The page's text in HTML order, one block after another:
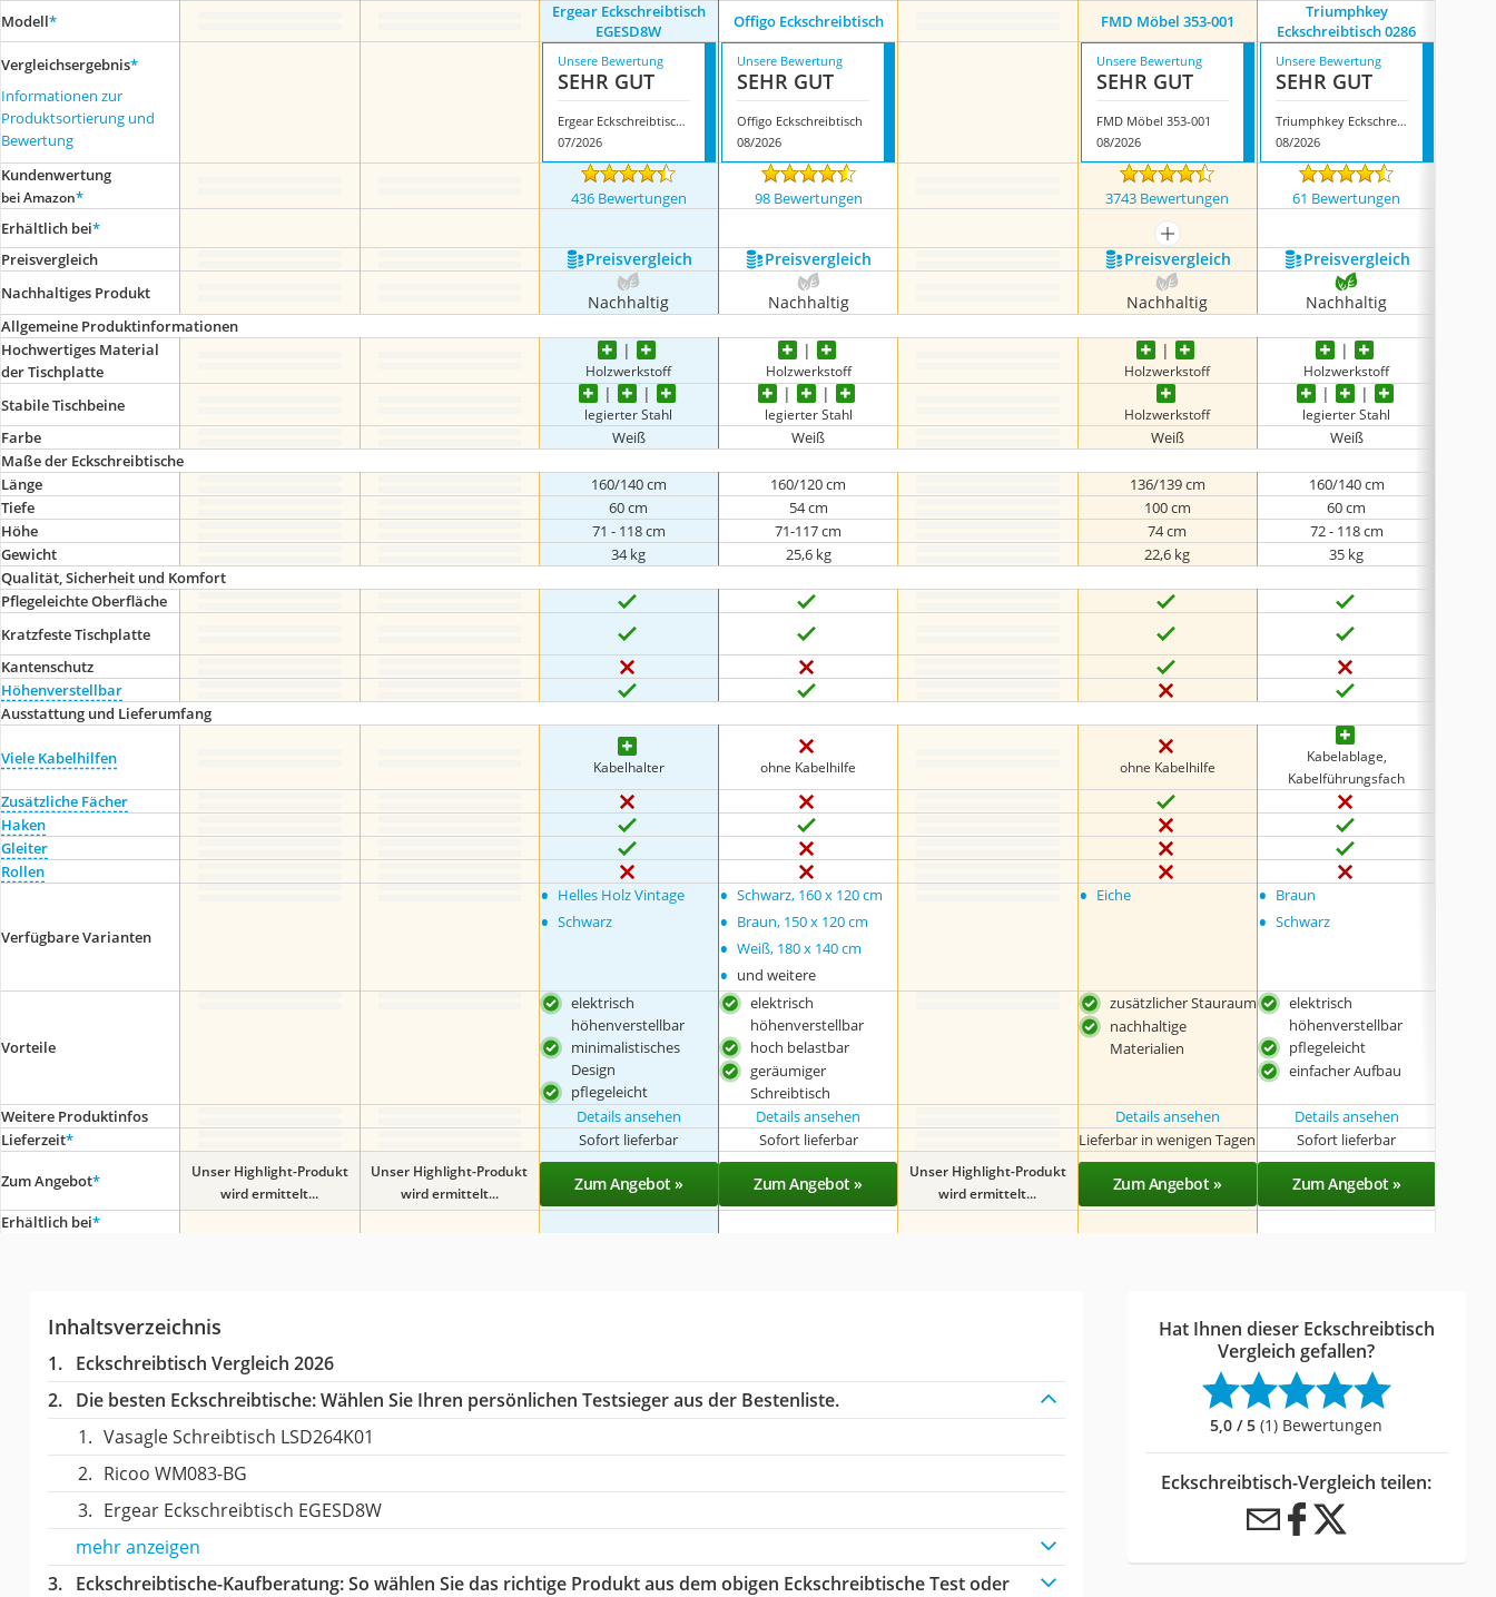
Modell*
Ergear Eckschreibtisch
EGESD8W
Offigo Eckschreibtisch FMD Möbel 353-001
Triumphkey
Eckschreibtisch 0286
Vergleichsergebnis*
Informationen zur
Produktsortierung und
Bewertung
Unsere Bewertung
SEHR GUT
Ergear Eckschreibtisch EGESD8W
07/2026
Unsere Bewertung
SEHR GUT
Offigo Eckschreibtisch
08/2026
Unsere Bewertung
SEHR GUT
FMD Möbel 353-001
08/2026
Unsere Bewertung
SEHR GUT
Triumphkey Eckschreibtisch 0286
08/2026
Kundenwertung
bei Amazon* 436 Bewertungen 98 Bewertungen 3743 Bewertungen 61 Bewertungen
Erhältlich bei*
mehr anzeigen
Preis­vergleich
Preis­vergleich Preis­vergleich Preis­vergleich Preis­vergleich
Nachhaltiges Produkt Nachhaltig Nachhaltig Nachhaltig Nachhaltig
Allgemeine Produktinformationen
Hochwertiges Material
der Tischplatte
Holzwerkstoff Holzwerkstoff Holzwerkstoff Holzwerkstoff
Stabile Tischbeine legierter Stahl legierter Stahl Holzwerkstoff legierter Stahl
Farbe Weiß Weiß Weiß
Weiß
Maße der Eckschreibtische
Länge
160/140 cm 160/120 cm 136/139 cm 160/140 cm
Tiefe
60 cm 54 cm 100 cm
60 cm
Höhe
71 - 118 cm 71-117 cm 74 cm
72 - 118 cm
Gewicht
34 kg 25,6 kg 22,6 kg
35 kg
Qualität, Sicherheit und Komfort
Pflegeleichte Oberfläche
Kratzfeste Tischplatte
Kantenschutz
Höhenverstellbar
Ausstattung und Lieferumfang
Viele Kabelhilfen Kabelhalter ohne Kabelhilfe ohne Kabelhilfe
Kabelablage,
Kabelführungsfach
Zusätzliche Fächer
Haken
Gleiter
Rollen
Verfügbare Varianten
• Helles Holz Vintage
• Schwarz
• Schwarz, 160 x 120 cm
• Braun, 150 x 120 cm
• Weiß, 180 x 140 cm
• und weitere
• Eiche • Braun
• Schwarz
Vorteile
elektrisch
höhenverstellbar
minimalistisches
Design
pflegeleicht
elektrisch
höhenverstellbar
hoch belastbar
geräumiger
Schreibtisch
zusätzlicher Stauraum
nachhaltige
Materialien
elektrisch
höhenverstellbar
pflegeleicht
einfacher Aufbau
Weitere Produktinfos
Details ansehen Details ansehen Details ansehen
Details ansehen
Lieferzeit* Sofort lieferbar Sofort lieferbar Lieferbar in wenigen Tagen Sofort lieferbar
Zum Angebot*
Unser Highlight-Produkt
wird ermittelt...
Unser Highlight-Produkt
wird ermittelt...
Zum Angebot » Zum Angebot »
Unser Highlight-Produkt
wird ermittelt...
Zum Angebot » Zum Angebot »
Erhältlich bei*
Inhaltsverzeichnis
Eckschreibtisch Vergleich 2026
Die besten Eckschreibtische:Wählen Sie Ihren persönlichen Testsieger aus der Bestenliste.
Vasagle Schreibtisch LSD264K01
Ricoo WM083-BG
Ergear Eckschreibtisch EGESD8W
mehr anzeigen
Eckschreibtische-Kaufberatung: So wählen Sie das richtige Produkt aus dem obigen Eckschreibtische Test oder
Hat Ihnen dieser Eckschreibtisch
Vergleich gefallen?
5,0 / 5 (1) Bewertungen
Eckschreibtisch-Vergleich teilen: